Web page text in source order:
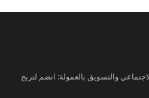
والتسويق بالعمولة: انضم لتربح